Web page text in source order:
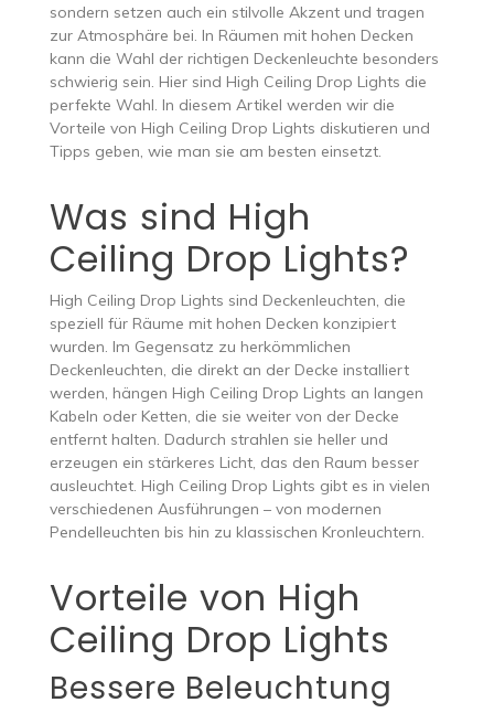
sondern setzen auch ein stilvolle Akzent und tragen
zur Atmosphäre bei. In Räumen mit hohen Decken
kann die Wahl der richtigen Deckenleuchte besonders
schwierig sein. Hier sind High Ceiling Drop Lights die
perfekte Wahl. In diesem Artikel werden wir die
Vorteile von High Ceiling Drop Lights diskutieren und
Tipps geben, wie man sie am besten einsetzt.
Was sind High
Ceiling Drop Lights?
High Ceiling Drop Lights sind Deckenleuchten, die
speziell für Räume mit hohen Decken konzipiert
wurden. Im Gegensatz zu herkömmlichen
Deckenleuchten, die direkt an der Decke installiert
werden, hängen High Ceiling Drop Lights an langen
Kabeln oder Ketten, die sie weiter von der Decke
entfernt halten. Dadurch strahlen sie heller und
erzeugen ein stärkeres Licht, das den Raum besser
ausleuchtet. High Ceiling Drop Lights gibt es in vielen
verschiedenen Ausführungen – von modernen
Pendelleuchten bis hin zu klassischen Kronleuchtern.
Vorteile von High
Ceiling Drop Lights
Bessere Beleuchtung